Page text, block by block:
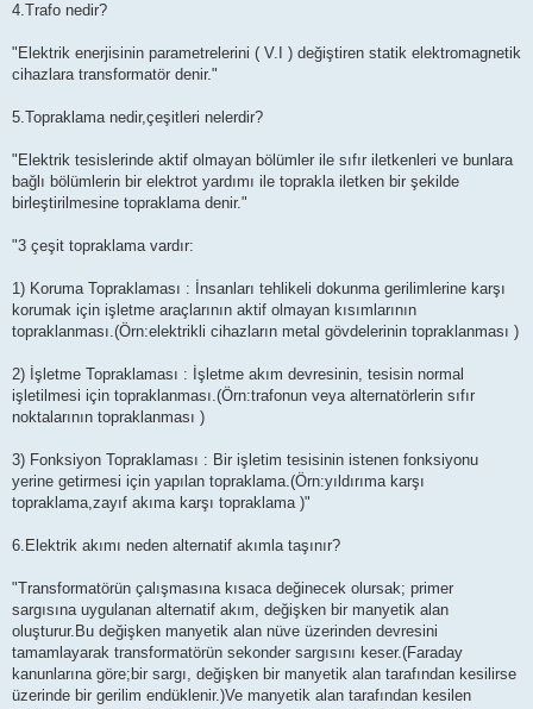
4.Trafo nedir?
"Elektrik enerjisinin parametrelerini ( V.I ) değiştiren statik elektromagnetik
cihazlara transformatör denir."
5.Topraklama nedir,çeşitleri nelerdir?
"Elektrik tesislerinde aktif olmayan bölümler ile sıfır iletkenleri ve bunlara
bağlı bölümlerin bir elektrot yardımı ile toprakla iletken bir şekilde
birleştirilmesine topraklama denir."
"3 çeşit topraklama vardır:
1) Koruma Topraklaması : İnsanları tehlikeli dokunma gerilimlerine karşı
korumak için işletme araçlarının aktif olmayan kısımlarının
topraklanması.(Örn:elektrikli cihazların metal gövdelerinin topraklanması )
2) İşletme Topraklaması : İşletme akım devresinin, tesisin normal
işletilmesi için topraklanması.(Örn:trafonun veya alternatörlerin sıfır
noktalarının topraklanması )
3) Fonksiyon Topraklaması : Bir işletim tesisinin istenen fonksiyonu
yerine getirmesi için yapılan topraklama.(Örn:yıldırıma karşı
topraklama,zayıf akıma karşı topraklama )"
6.Elektrik akımı neden alternatif akımla taşınır?
"Transformatörün çalışmasına kısaca değinecek olursak; primer
sargısına uygulanan alternatif akım, değişken bir manyetik alan
oluşturur.Bu değişken manyetik alan nüve üzerinden devresini
tamamlayarak transformatörün sekonder sargısını keser.(Faraday
kanunlarına göre;bir sargı, değişken bir manyetik alan tarafından kesilirse
üzerinde bir gerilim endüklenir.)Ve manyetik alan tarafından kesilen